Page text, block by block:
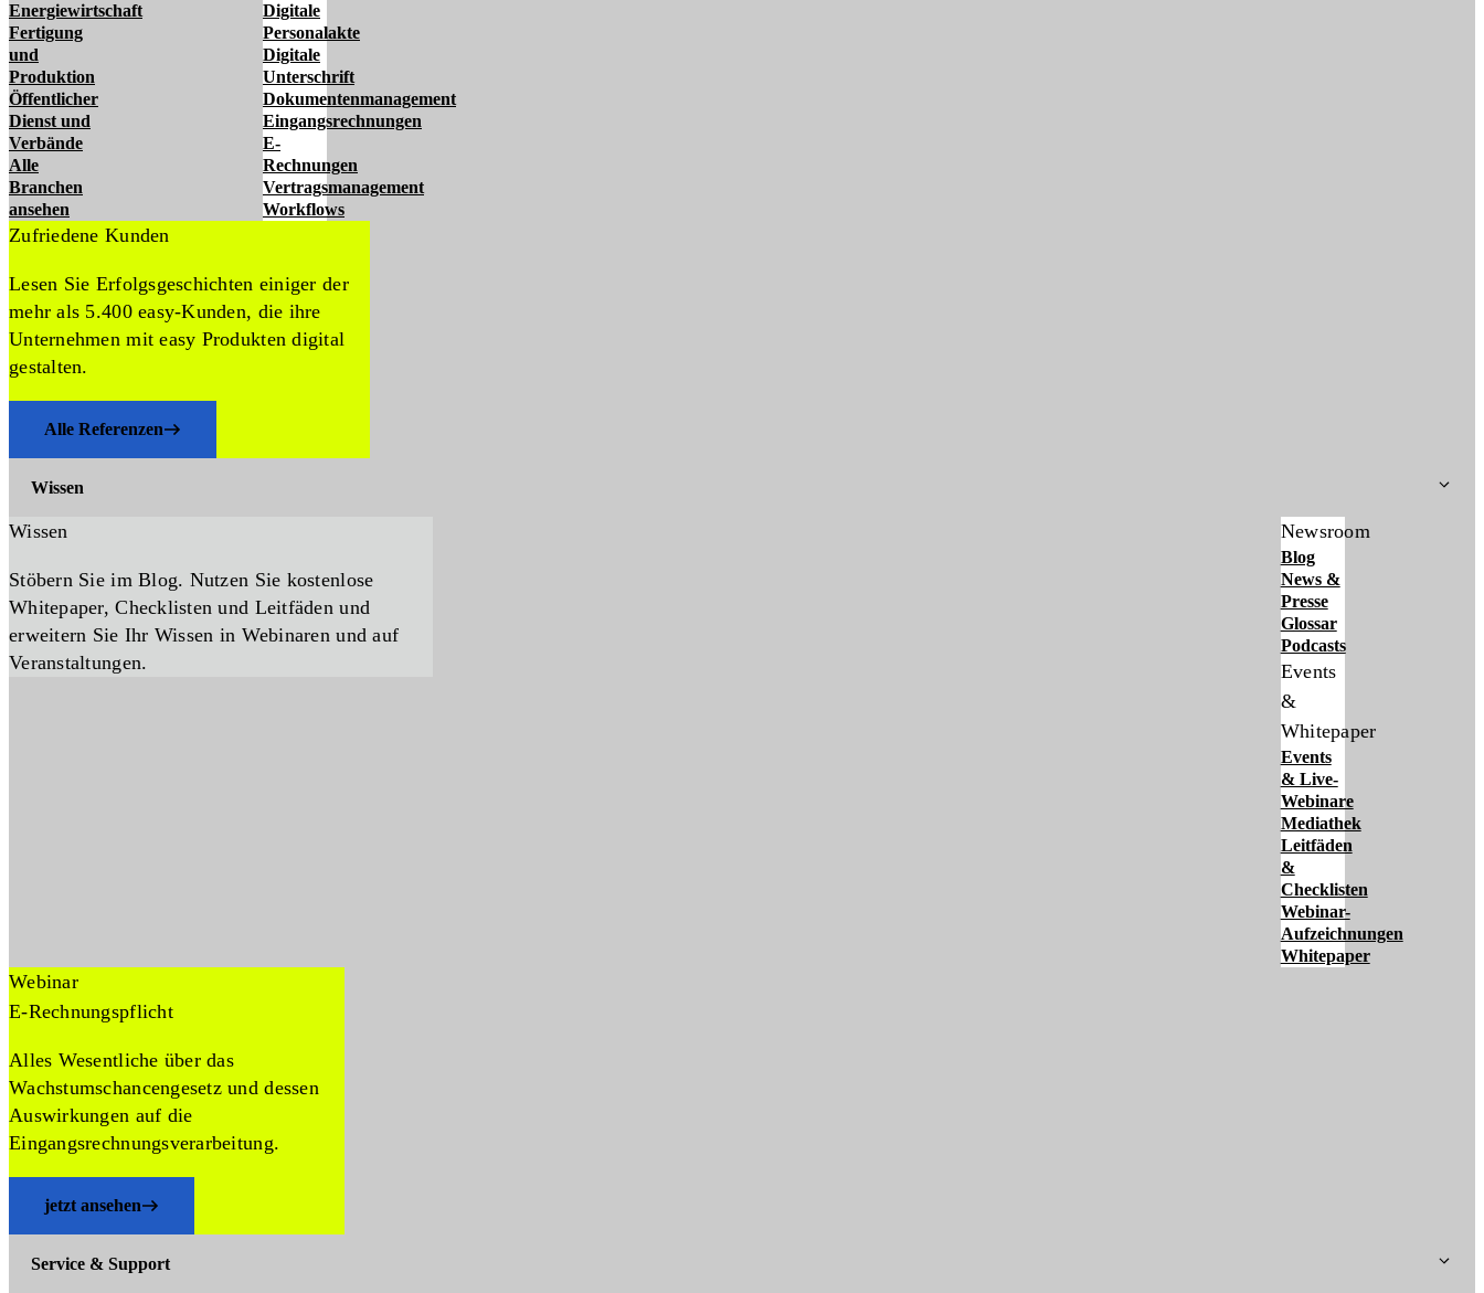
Energiewirtschaft
Fertigung
und
Produktion
Öffentlicher
Dienst und
Verbände
Alle
Branchen
ansehen
Digitale
Personalakte
Digitale
Unterschrift
Dokumentenmanagement
Eingangsrechnungen
E-
Rechnungen
Vertragsmanagement
Workflows
Zufriedene Kunden
Lesen Sie Erfolgsgeschichten einiger der
mehr als 5.400 easy-Kunden, die ihre
Unternehmen mit easy Produkten digital
gestalten.
Alle Referenzen
Wissen
Wissen
Stöbern Sie im Blog. Nutzen Sie kostenlose
Whitepaper, Checklisten und Leitfäden und
erweitern Sie Ihr Wissen in Webinaren und auf
Veranstaltungen.
Newsroom
Blog
News &
Presse
Glossar
Podcasts
Events
&
Whitepaper
Events
& Live-
Webinare
Mediathek
Leitfäden
&
Checklisten
Webinar-
Aufzeichnungen
Whitepaper
Webinar
E-Rechnungspflicht
Alles Wesentliche über das
Wachstumschancengesetz und dessen
Auswirkungen auf die
Eingangsrechnungsverarbeitung.
jetzt ansehen
Service & Support